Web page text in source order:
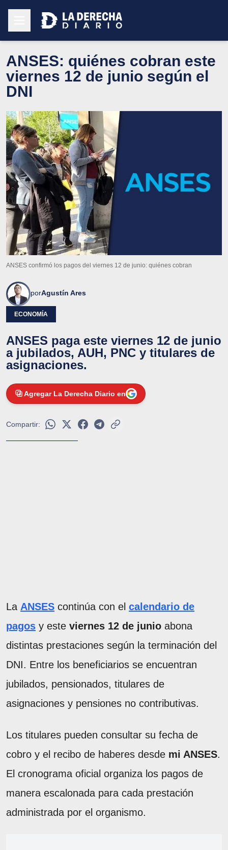
ANSES: quiénes cobran este
viernes 12 de junio según el
DNI
ANSES confirmó los pagos del viernes 12 de junio: quiénes cobran
porAgustín Ares
ECONOMÍA
ANSES paga este viernes 12 de junio
a jubilados, AUH, PNC y titulares de
asignaciones.
Agregar La Derecha Diario en
Compartir:
La ANSES continúa con el calendario de
pagos y este viernes 12 de junio abona
distintas prestaciones según la terminación del
DNI. Entre los beneficiarios se encuentran
jubilados, pensionados, titulares de
asignaciones y pensiones no contributivas.
Los titulares pueden consultar su fecha de
cobro y el recibo de haberes desde mi ANSES.
El cronograma oficial organiza los pagos de
manera escalonada para cada prestación
administrada por el organismo.